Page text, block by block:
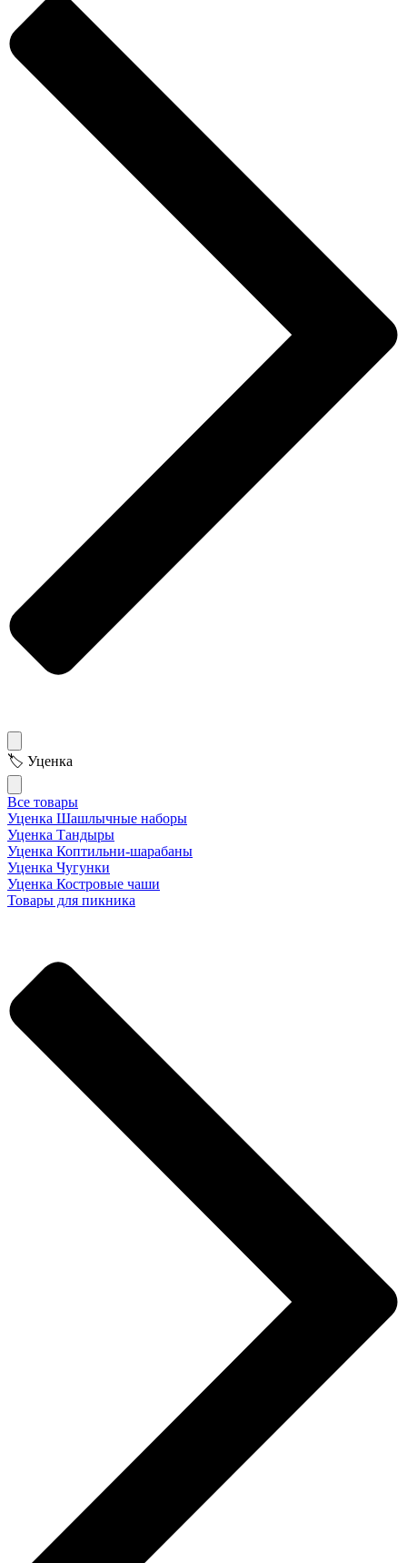
🏷 Уценка
Все товары
Уценка Шашлычные наборы
Уценка Тандыры
Уценка Коптильни-шарабаны
Уценка Чугунки
Уценка Костровые чаши
Товары для пикника